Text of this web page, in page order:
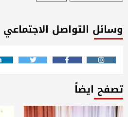
وسائل التواصل الاجتماعي
Instagram
Facebook
Twitter
تصفح ايضاً